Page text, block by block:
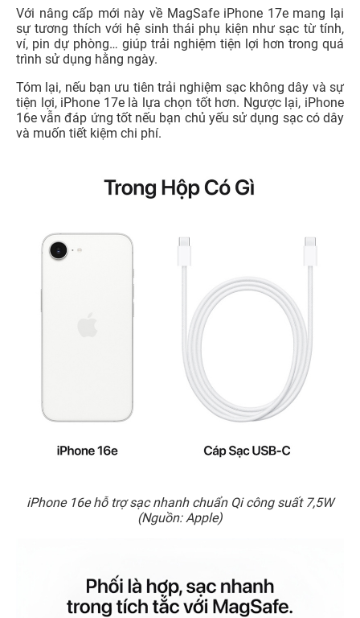
Với nâng cấp mới này về MagSafe iPhone 17e mang lại
sự tương thích với hệ sinh thái phụ kiện như sạc từ tính,
ví, pin dự phòng… giúp trải nghiệm tiện lợi hơn trong quá
trình sử dụng hằng ngày.
Tóm lại, nếu bạn ưu tiên trải nghiệm sạc không dây và sự
tiện lợi, iPhone 17e là lựa chọn tốt hơn. Ngược lại, iPhone
16e vẫn đáp ứng tốt nếu bạn chủ yếu sử dụng sạc có dây
và muốn tiết kiệm chi phí.
iPhone 16e hỗ trợ sạc nhanh chuẩn Qi công suất 7,5W
(Nguồn: Apple)